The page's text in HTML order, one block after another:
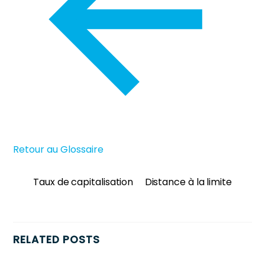
Retour au Glossaire
Taux de capitalisation Distance à la limite
RELATED POSTS